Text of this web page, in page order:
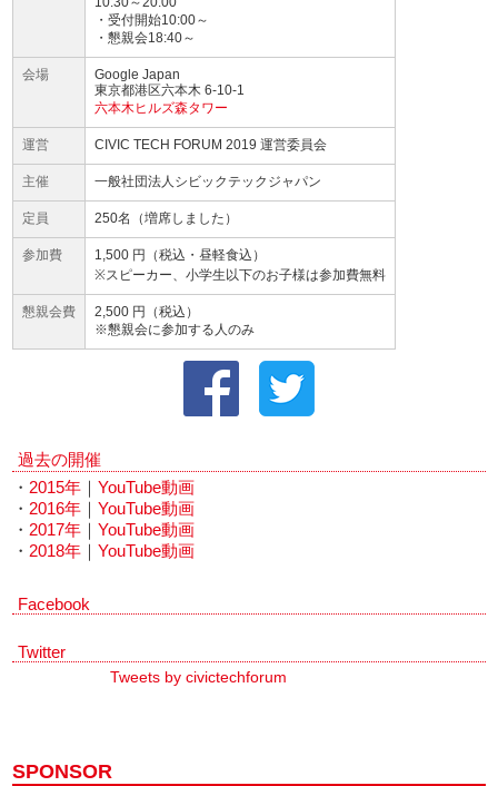
・受付開始10:00～
・懇親会18:40～
会場
Google Japan
東京都港区六本木 6-10-1
六本木ヒルズ森タワー
運営 CIVIC TECH FORUM 2019 運営委員会
主催 一般社団法人シビックテックジャパン
定員 250名（増席しました）
参加費
1,500 円（税込・昼軽食込）
※スピーカー、小学生以下のお子様は参加費無料
懇親会費
2,500 円（税込）
※懇親会に参加する人のみ
過去の開催
・ 2015年 ｜YouTube動画
・ 2016年 ｜YouTube動画
・ 2017年 ｜YouTube動画
・ 2018年 ｜YouTube動画
Facebook
Twitter
Tweets by civictechforum
SPONSOR